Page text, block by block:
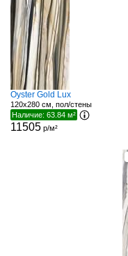
Oyster Gold Lux
120x280 см, пол/стены
Наличие: 63.84 м²
11505 р/м²